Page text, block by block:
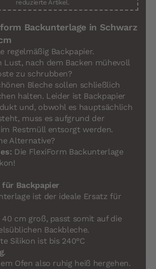
reduzierte Artikel.
Backunterlage in Schwarz
regelmäßig Backpapier.
Lust, nach dem Backen mühevoll
zu schrubben?
Bleche sollen schließlich
halten. Leider ist Backpapier
und, obwohl es hauptsächlich
muss es aufgrund der
Restmüll entsorgt werden.
Alternative?
Die FlexiForm Backunterlage
für Backpapier
ist der ideale Ersatz für
40 cm groß, passt somit auf die
Backbleche.
Silikon ist bis 240°C
.
Ofen also ruhig heiß hergehen.